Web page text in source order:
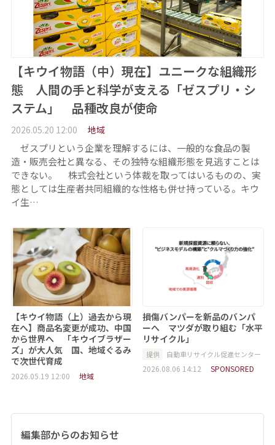
【キウイ物語（中）現在】ユニークな組織形
態 人間の手と科学が支える「ゼスプリ・シ
ステム」 品種改良が使命
2026.05.20 12:00 地域
ゼスプリという企業を理解するには、一般的な食品の製
造・販売会社と異なる、その独特な組織形態を見逃すことは
できない。 株式会社という体裁を取ってはいるものの、実
態としては生産者共同組織的な性格も併せ持っている。キウ
イ生…
【キウイ物語（上）過去から現
在へ】商品名変更が成功、中国
から世界へ 「キウイブラザー
ズ」が大人気 国、地域ぐるみ
で次世代育成
2026.05.19 12:00 地域
損傷バンパーを新品のバンパ
ーへ マツダが取り組む「水平
リサイクル」
提供 自動車リサイクル促進センター
2026.08.06 14:12 SPONSORED
編集部からのお知らせ